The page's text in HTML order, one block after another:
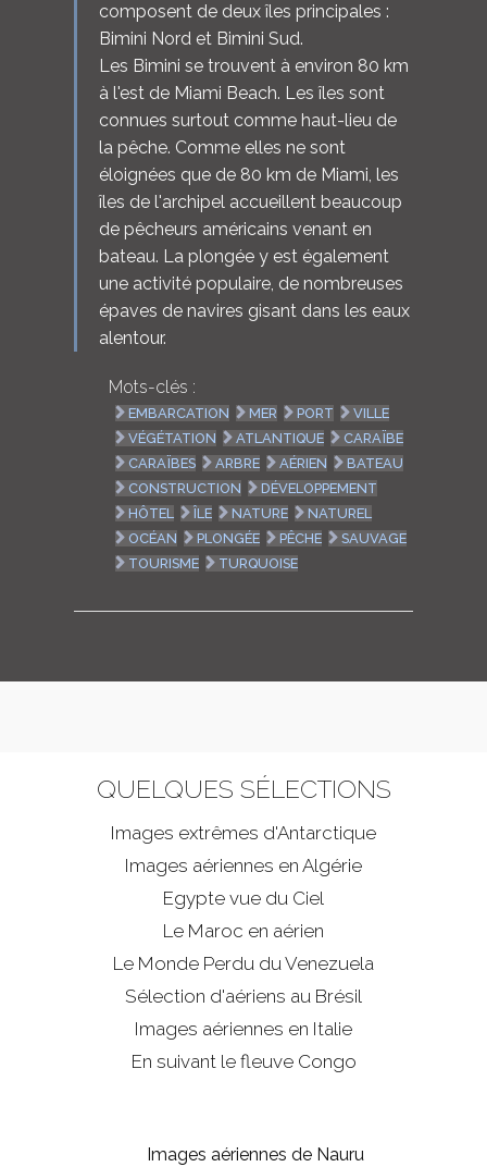
composent de deux îles principales :
Bimini Nord et Bimini Sud.
Les Bimini se trouvent à environ 80 km
à l'est de Miami Beach. Les îles sont
connues surtout comme haut-lieu de
la pêche. Comme elles ne sont
éloignées que de 80 km de Miami, les
îles de l'archipel accueillent beaucoup
de pêcheurs américains venant en
bateau. La plongée y est également
une activité populaire, de nombreuses
épaves de navires gisant dans les eaux
alentour.
Mots-clés :
EMBARCATION MER PORT
VILLE
VÉGÉTATION
ATLANTIQUE
CARAÏBE
CARAÏBES
ARBRE AÉRIEN
BATEAU
CONSTRUCTION
DÉVELOPPEMENT
HÔTEL
ÎLE NATURE
NATUREL
OCÉAN
PLONGÉE PÊCHE
SAUVAGE
TOURISME
TURQUOISE
QUELQUES SÉLECTIONS
Images extrêmes d'Antarctique
Images aériennes en Algérie
Egypte vue du Ciel
Le Maroc en aérien
Le Monde Perdu du Venezuela
Sélection d'aériens au Brésil
Images aériennes en Italie
En suivant le fleuve Congo
Images aériennes de Nauru